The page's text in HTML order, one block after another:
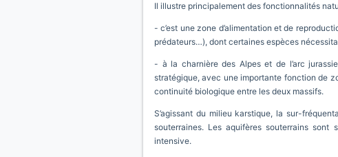
Il illustre principalement des fonctionnalités
- c’est une zone d’alimentation et de
prédateurs…), dont certaines espèces
- à la charnière des Alpes et de l’arc
stratégique, avec une importante fonction de
continuité biologique entre les deux massifs.
S’agissant du milieu karstique, la sur-
souterraines. Les aquifères souterrains
intensive.